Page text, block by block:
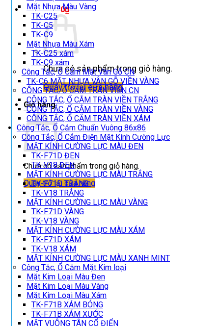
Giỏ hàng /0₫
Chưa có sản phẩm trong giỏ hàng.
Quay trở lại cửa hàng
Giỏ hàng
Chưa có sản phẩm trong giỏ hàng.
Quay trở lại cửa hàng
Mặt Nhựa Màu Vàng
TK-C25
TK-C5
TK-C9
Mặt Nhựa Màu Xám
TK-C25 xám
TK-C9 xám
Công Tắc, Ổ Cắm Mặt Vân Gỗ CN
TK-C6 MẶT NHỰA VÂN GỖ VIỀN VÀNG
CÔNG TẮC, Ổ CẮM TRÀN VIỀN CN
CÔNG TẮC, Ổ CẮM TRÀN VIỀN TRẮNG
CÔNG TẮC, Ổ CẮM TRÀN VIỀN VÀNG
CÔNG TẮC, Ổ CẮM TRÀN VIỀN XÁM
Công Tắc, Ổ Cắm Chuẩn Vuông 86x86
Công Tắc, Ổ Cắm Điện Mặt Kính Cường Lực
MẶT KÍNH CƯỜNG LỰC MÀU ĐEN
TK-F71D ĐEN
TK-V18 ĐEN
MẶT KÍNH CƯỜNG LỰC MÀU TRẮNG
TK-F71D TRẮNG
TK-V18 TRẮNG
MẶT KÍNH CƯỜNG LỰC MÀU VÀNG
TK-F71D VÀNG
TK-V18 VÀNG
MẶT KÍNH CƯỜNG LỰC MÀU XÁM
TK-F71D XÁM
TK-V18 XÁM
MẶT KÍNH CƯỜNG LỰC MÀU XANH MINT
Công Tắc, Ổ Cắm Mặt Kim loại
Mặt Kim Loại Màu Đen
Mặt Kim Loại Màu Vàng
Mặt Kim Loại Màu Xám
TK-F71B XÁM BÓNG
TK-F71B XÁM XƯỚC
MẶT VUÔNG TÂN CỔ ĐIỂN